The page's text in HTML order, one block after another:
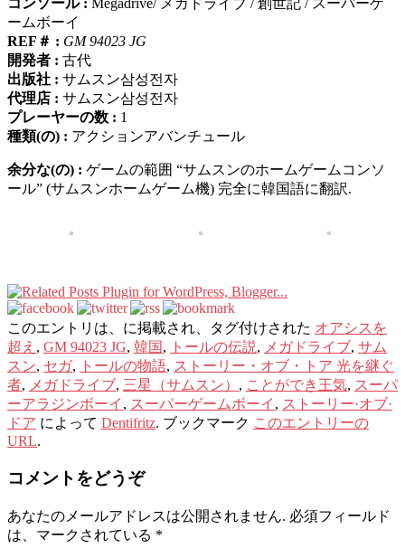
コンソール : Megadrive/ メガドライブ / 創世記 / スーパーゲ
ームボーイ
REF＃ : GM 94023 JG
開発者 : 古代
出版社 : サムスン삼성전자
代理店 : サムスン삼성전자
プレーヤーの数 : 1
種類(の) : アクションアバンチュール
余分な(の) : ゲームの範囲 “サムスンのホームゲームコンソ
ール” (サムスンホームゲーム機) 完全に韓国語に翻訳.
このエントリは、に掲載され、タグ付けされた オアシスを
超え , GM 94023 JG, 韓国 , トールの伝説, メガドライブ, サム
スン, セガ, トールの物語, ストーリー・オブ・トア 光を継ぐ
者, メガドライブ, 三星（サムスン） , ことができ王気, スーパ
ーアラジンボーイ , スーパーゲームボーイ , ストーリー·オブ·
ドア によって Dentifritz. ブックマーク このエントリーの
URL.
コメントをどうぞ
あなたのメールアドレスは公開されません. 必須フィールド
は、マークされている *